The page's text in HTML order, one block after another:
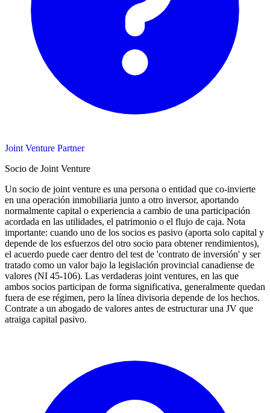
Joint Venture Partner
Socio de Joint Venture
Un socio de joint venture es una persona o entidad que co-invierte
en una operación inmobiliaria junto a otro inversor, aportando
normalmente capital o experiencia a cambio de una participación
acordada en las utilidades, el patrimonio o el flujo de caja. Nota
importante: cuando uno de los socios es pasivo (aporta solo capital y
depende de los esfuerzos del otro socio para obtener rendimientos),
el acuerdo puede caer dentro del test de 'contrato de inversión' y ser
tratado como un valor bajo la legislación provincial canadiense de
valores (NI 45-106). Las verdaderas joint ventures, en las que
ambos socios participan de forma significativa, generalmente quedan
fuera de ese régimen, pero la línea divisoria depende de los hechos.
Contrate a un abogado de valores antes de estructurar una JV que
atraiga capital pasivo.